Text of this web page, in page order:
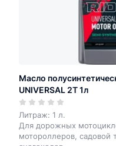
Масло
UNIVERSAL 2T 1л
Литраж: 1 л.
Для дорожных
мотороллеров, садовой